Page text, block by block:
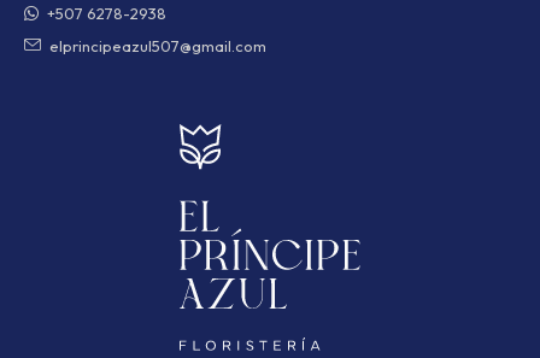
+507 6278-2938
elprincipeazul507@gmail.com